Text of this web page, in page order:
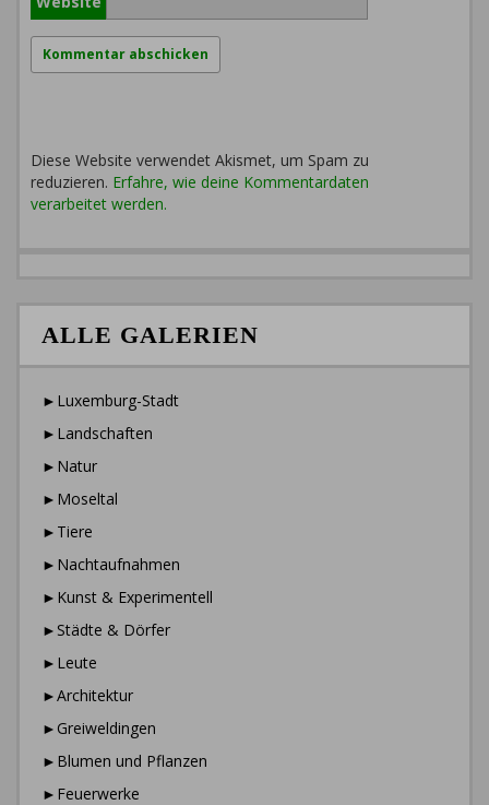
Diese Website verwendet Akismet, um Spam zu
reduzieren. Erfahre, wie deine Kommentardaten
verarbeitet werden.
ALLE GALERIEN
►Luxemburg-Stadt
►Landschaften
►Natur
►Moseltal
►Tiere
►Nachtaufnahmen
►Kunst & Experimentell
►Städte & Dörfer
►Leute
►Architektur
►Greiweldingen
►Blumen und Pflanzen
►Feuerwerke